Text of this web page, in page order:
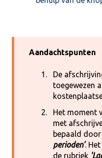
Aandachtspunten
De
toegewezen
Het moment
met
bepaald
perioden'.
de rubriek